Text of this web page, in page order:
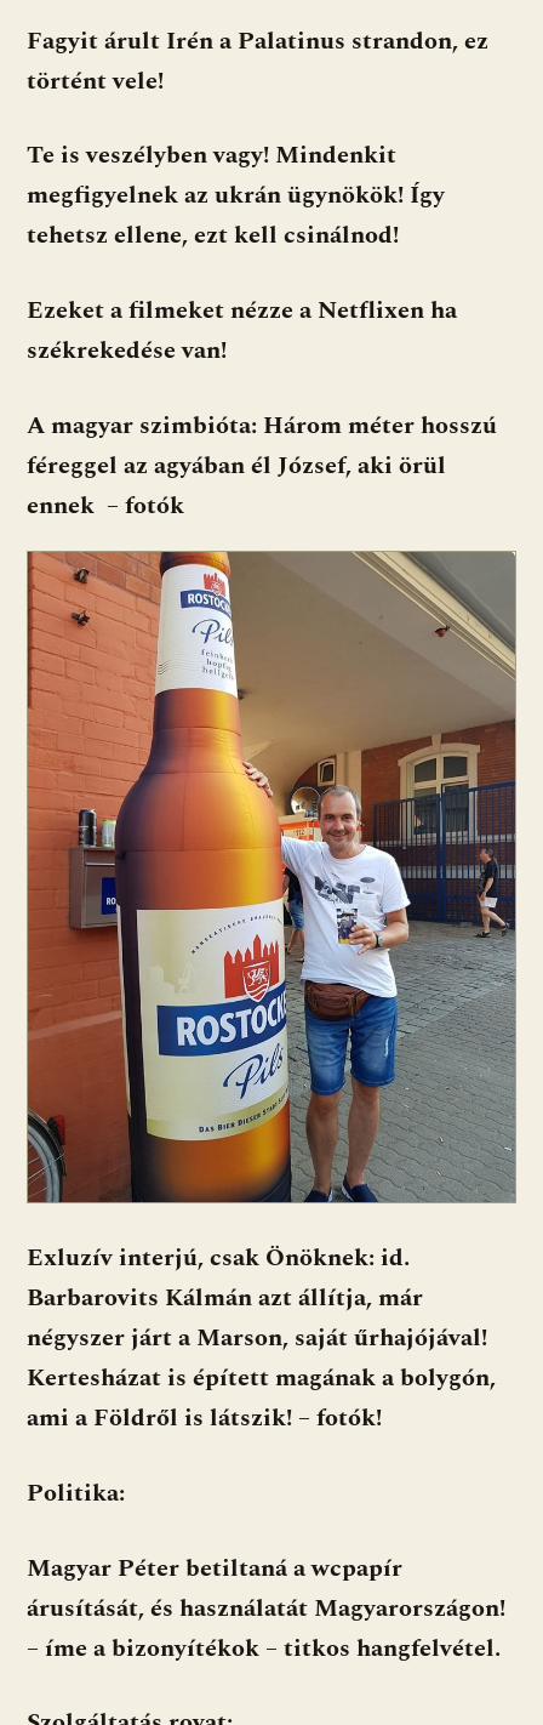
Fagyit árult Irén a Palatinus strandon, ez
történt vele!
Te is veszélyben vagy! Mindenkit
megfigyelnek az ukrán ügynökök! Így
tehetsz ellene, ezt kell csinálnod!
Ezeket a filmeket nézze a Netflixen ha
székrekedése van!
A magyar szimbióta: Három méter hosszú
féreggel az agyában él József, aki örül
ennek – fotók
Exluzív interjú, csak Önöknek: id.
Barbarovits Kálmán azt állítja, már
négyszer járt a Marson, saját űrhajójával!
Kertesházat is épített magának a bolygón,
ami a Földről is látszik! – fotók!
Politika:
Magyar Péter betiltaná a wcpapír
árusítását, és használatát Magyarországon!
– íme a bizonyítékok – titkos hangfelvétel.